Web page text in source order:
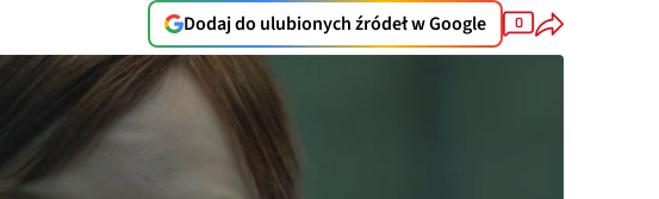
Dodaj do ulubionych źródeł w Google 0